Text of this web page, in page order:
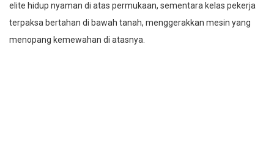
elite hidup nyaman di atas permukaan, sementara kelas pekerja
terpaksa bertahan di bawah tanah, menggerakkan mesin yang
menopang kemewahan di atasnya.